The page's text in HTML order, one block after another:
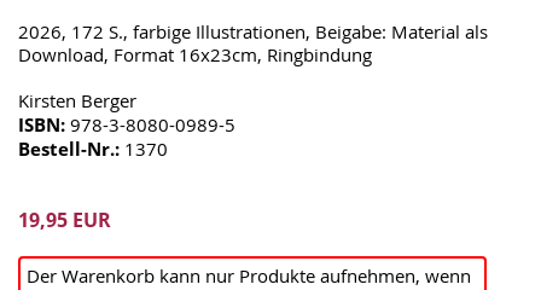
2026, 172 S., farbige Illustrationen, Beigabe: Material als
Download, Format 16x23cm, Ringbindung
Kirsten Berger
ISBN: 978-3-8080-0989-5
Bestell-Nr.: 1370
19,95 EUR
Der Warenkorb kann nur Produkte aufnehmen, wenn